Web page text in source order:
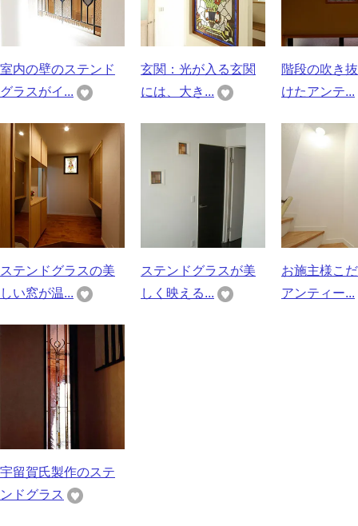
室内の壁のステンド
グラスがイ...
玄関：光が入る玄関
には、大き...
階段の吹き
けたアンテ...
ステンドグラスの美
しい窓が温...
ステンドグラスが美
しく映える...
お施主様こ
アンティー...
宇留賀氏製作のステ
ンドグラス